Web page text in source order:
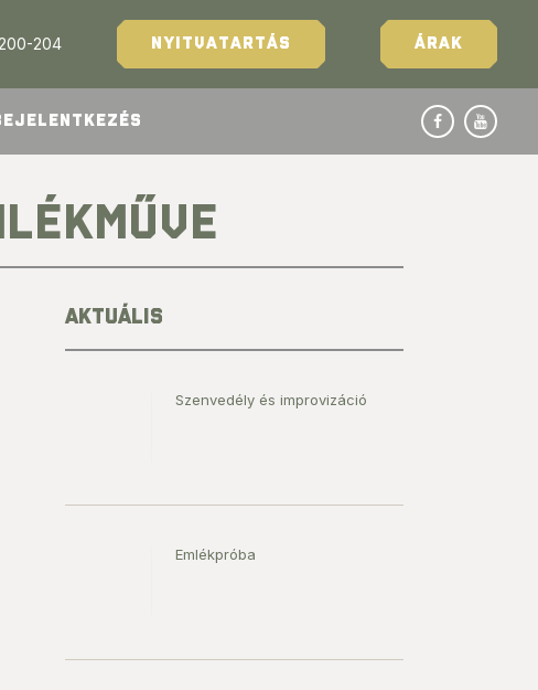
204 NYITVATARTÁS ÁRAK
AKTUÁLIS
Szenvedély és improvizáció
Emlékpróba